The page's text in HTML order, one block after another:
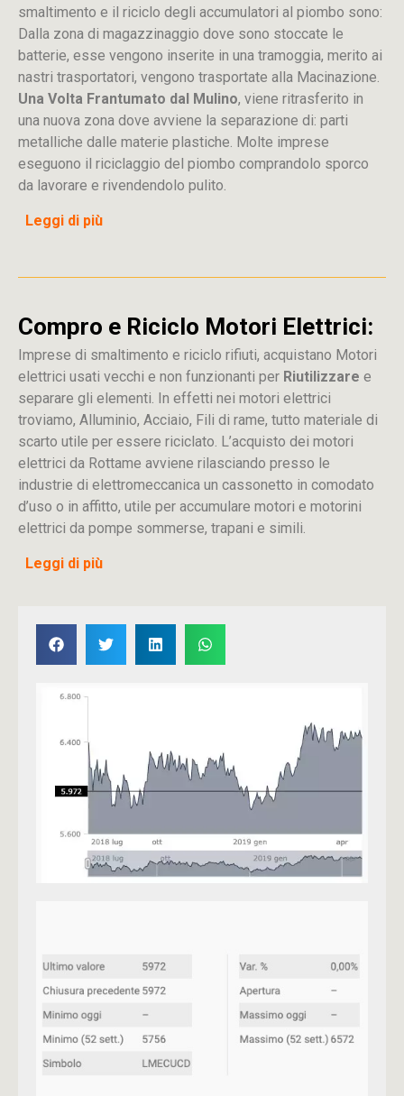
smaltimento e il riciclo degli accumulatori al piombo sono:
Dalla zona di magazzinaggio dove sono stoccate le
batterie, esse vengono inserite in una tramoggia, merito ai
nastri trasportatori, vengono trasportate alla Macinazione.
Una Volta Frantumato dal Mulino, viene ritrasferito in
una nuova zona dove avviene la separazione di: parti
metalliche dalle materie plastiche. Molte imprese
eseguono il riciclaggio del piombo comprandolo sporco
da lavorare e rivendendolo pulito.
Leggi di più
Compro e Riciclo Motori Elettrici:
Imprese di smaltimento e riciclo rifiuti, acquistano Motori
elettrici usati vecchi e non funzionanti per Riutilizzare e
separare gli elementi. In effetti nei motori elettrici
troviamo, Alluminio, Acciaio, Fili di rame, tutto materiale di
scarto utile per essere riciclato. L’acquisto dei motori
elettrici da Rottame avviene rilasciando presso le
industrie di elettromeccanica un cassonetto in comodato
d’uso o in affitto, utile per accumulare motori e motorini
elettrici da pompe sommerse, trapani e simili.
Leggi di più